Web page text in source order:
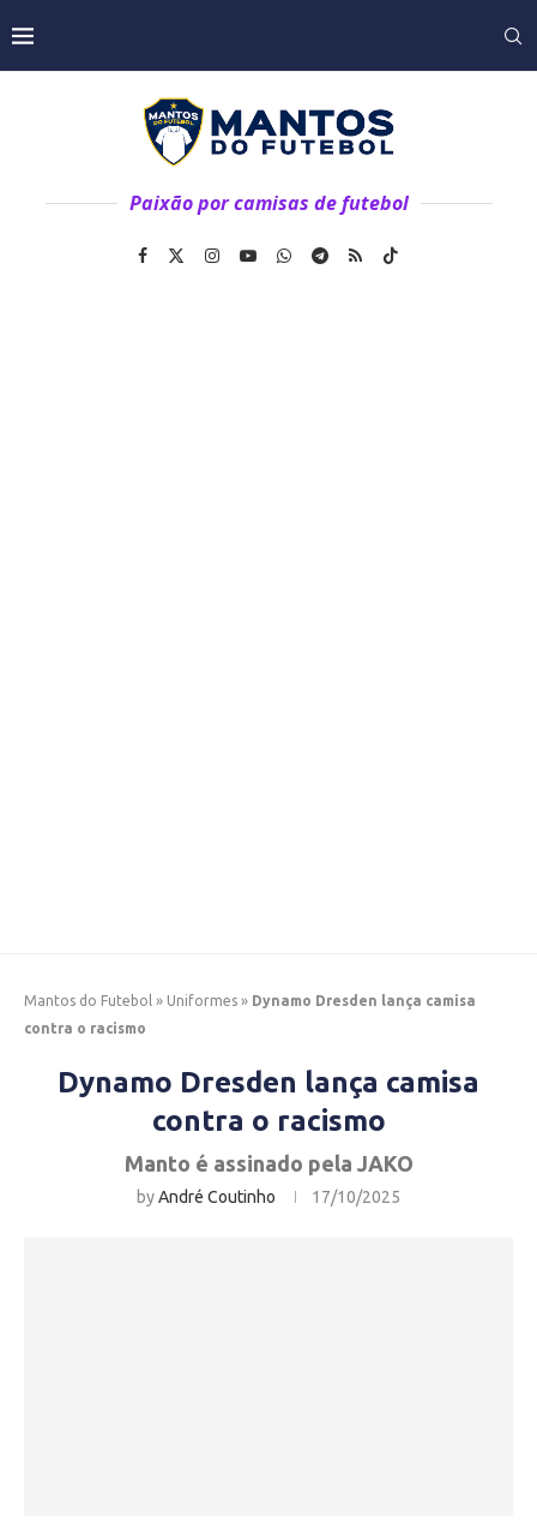
Paixão por camisas de futebol
Mantos do Futebol » Uniformes » Dynamo Dresden lança camisa
contra o racismo
Dynamo Dresden lança camisa
contra o racismo
Manto é assinado pela JAKO
byAndré Coutinho 17/10/2025